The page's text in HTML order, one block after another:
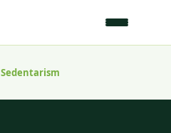
Sedentarism